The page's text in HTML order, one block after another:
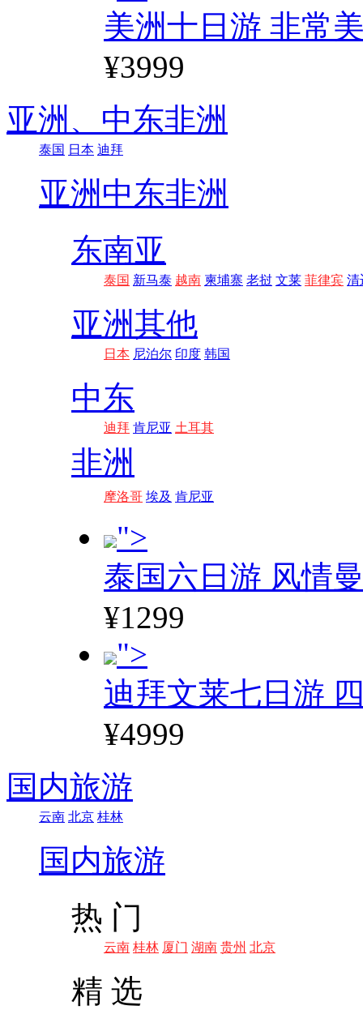
美洲十日游 非常
¥3999
亚洲、 中东非洲
泰国 日本 迪拜
亚洲 中东非洲
东南亚
泰国 新马泰 越南 柬埔寨 老挝 文莱 菲律宾 清
亚洲其他
日本 尼泊尔 印度 韩国
中东
迪拜 肯尼亚 土耳其
非洲
摩洛哥 埃及 肯尼亚
">
泰国六日游 风情
¥1299
">
迪拜文莱七日游
¥4999
国内旅游
云南 北京 桂林
国内旅游
热 门
云南 桂林 厦门 湖南 贵州 北京
精 选